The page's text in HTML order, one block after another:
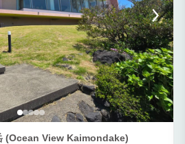
(Ocean View Kaimondake)